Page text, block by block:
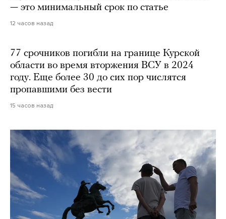
— это минимальный срок по статье
12 часов назад
77 срочников погибли на границе Курской
области во время вторжения ВСУ в 2024
году. Еще более 30 до сих пор числятся
пропавшими без вести
15 часов назад